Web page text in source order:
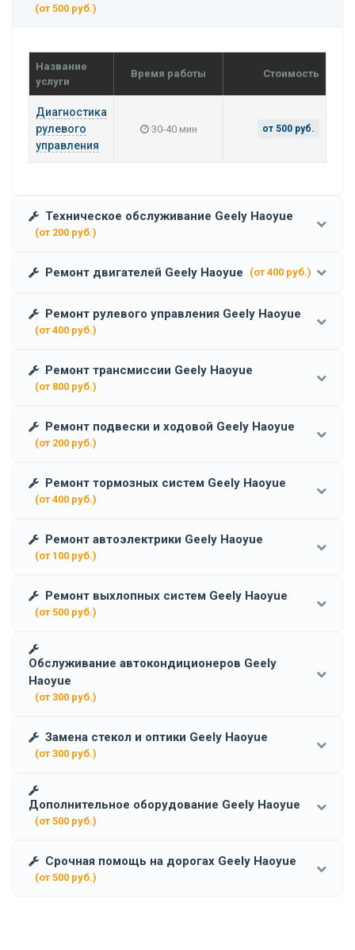
(от 500 руб.)
Название
услуги
Время работы Стоимость
Диагностика
рулевого
управления
30-40 мин от 500 руб.
Техническое обслуживание Geely Haoyue
(от 200 руб.)
Ремонт двигателей Geely Haoyue (от 400 руб.)
Ремонт рулевого управления Geely Haoyue
(от 400 руб.)
Ремонт трансмиссии Geely Haoyue
(от 800 руб.)
Ремонт подвески и ходовой Geely Haoyue
(от 200 руб.)
Ремонт тормозных систем Geely Haoyue
(от 400 руб.)
Ремонт автоэлектрики Geely Haoyue
(от 100 руб.)
Ремонт выхлопных систем Geely Haoyue
(от 500 руб.)
Обслуживание автокондиционеров Geely
Haoyue
(от 300 руб.)
Замена стекол и оптики Geely Haoyue
(от 300 руб.)
Дополнительное оборудование Geely Haoyue
(от 500 руб.)
Срочная помощь на дорогах Geely Haoyue
(от 500 руб.)